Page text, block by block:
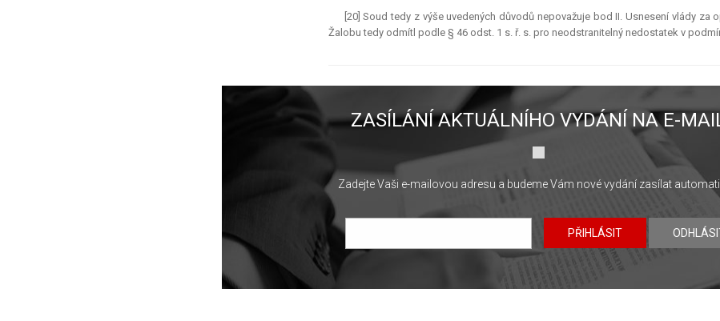
[20] Soud tedy z výše uvedených důvodů nepovažuje bod II. Usnesení vlády
Žalobu tedy odmítl podle § 46 odst. 1 s. ř. s. pro neodstranitelný nedostatek v
ZASÍLÁNÍ AKTUÁLNÍHO VYDÁNÍ NA E-
Zadejte Vaši e-mailovou adresu a budeme Vám nové vydání zasílat
PŘIHLÁSIT